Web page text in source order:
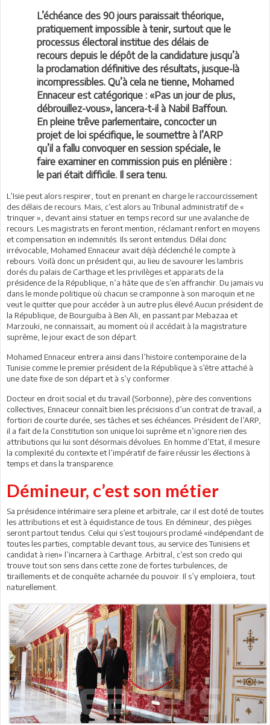
L’échéance des 90 jours paraissait théorique,
pratiquement impossible à tenir, surtout que le
processus électoral institue des délais de
recours depuis le dépôt de la candidature jusqu’à
la proclamation définitive des résultats, jusque-là
incompressibles. Qu’à cela ne tienne, Mohamed
Ennaceur est catégorique : «Pas un jour de plus,
débrouillez-vous», lancera-t-il à Nabil Baffoun.
En pleine trêve parlementaire, concocter un
projet de loi spécifique, le soumettre à l’ARP
qu’il a fallu convoquer en session spéciale, le
faire examiner en commission puis en plénière :
le pari était difficile. Il sera tenu.
L’Isie peut alors respirer, tout en prenant en charge le raccourcissement
des délais de recours. Mais, c’est alors au Tribunal administratif de «
trinquer », devant ainsi statuer en temps record sur une avalanche de
recours. Les magistrats en feront mention, réclamant renfort en moyens
et compensation en indemnités. Ils seront entendus. Délai donc
irrévocable, Mohamed Ennaceur avait déjà déclenché le compte à
rebours. Voilà donc un président qui, au lieu de savourer les lambris
dorés du palais de Carthage et les privilèges et apparats de la
présidence de la République, n’a hâte que de s’en affranchir. Du jamais vu
dans le monde politique où chacun se cramponne à son maroquin et ne
veut le quitter que pour accéder à un autre plus élevé.Aucun président de
la République, de Bourguiba à Ben Ali, en passant par Mebazaa et
Marzouki, ne connaissait, au moment où il accédait à la magistrature
suprême, le jour exact de son départ.
Mohamed Ennaceur entrera ainsi dans l’histoire contemporaine de la
Tunisie comme le premier président de la République à s’être attaché à
une date fixe de son départ et à s’y conformer.
Docteur en droit social et du travail (Sorbonne), père des conventions
collectives, Ennaceur connaît bien les précisions d’un contrat de travail, a
fortiori de courte durée, ses tâches et ses échéances. Président de l’ARP,
il a fait de la Constitution son unique loi suprême et n’ignore rien des
attributions qui lui sont désormais dévolues. En homme d’Etat, il mesure
la complexité du contexte et l’impératif de faire réussir les élections à
temps et dans la transparence.
Démineur, c’est son métier
Sa présidence intérimaire sera pleine et arbitrale, car il est doté de toutes
les attributions et est à équidistance de tous. En démineur, des pièges
seront partout tendus. Celui qui s’est toujours proclamé «indépendant de
toutes les parties, comptable devant tous, au service des Tunisiens et
candidat à rien» l’incarnera à Carthage. Arbitral, c’est son credo qui
trouve tout son sens dans cette zone de fortes turbulences, de
tiraillements et de conquête acharnée du pouvoir. Il s’y emploiera, tout
naturellement.